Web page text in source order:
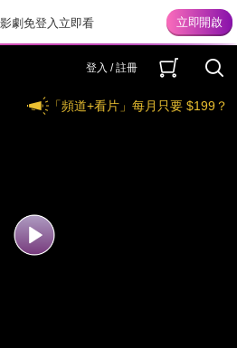
劇免登入立即看
登入 / 註冊
「頻道+看片」每月只要 $199？